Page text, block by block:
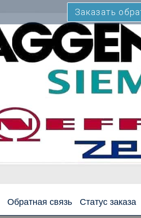
Заказать
Обратная связь Статус заказа